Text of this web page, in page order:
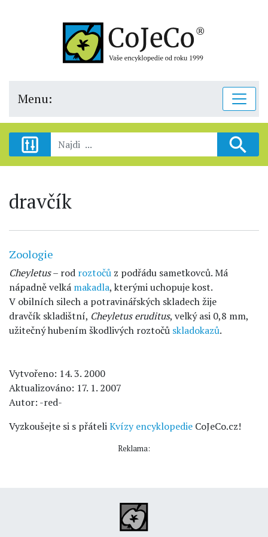
Menu:
dravčík
Zoologie
Cheyletus– rod roztočů z podřádu sametkovců. Má
nápadně velká makadla, kterými uchopuje kost.
V obilních silech a potravinářských skladech žije
dravčík skladištní, Cheyletus eruditus, velký asi 0,8 mm,
užitečný hubením škodlivých roztočů skladokazů.
Vytvořeno: 14. 3. 2000
Aktualizováno: 17. 1. 2007
Autor: -red-
Vyzkoušejte si s přáteliKvízy encyklopedie CoJeCo.cz!
Reklama: